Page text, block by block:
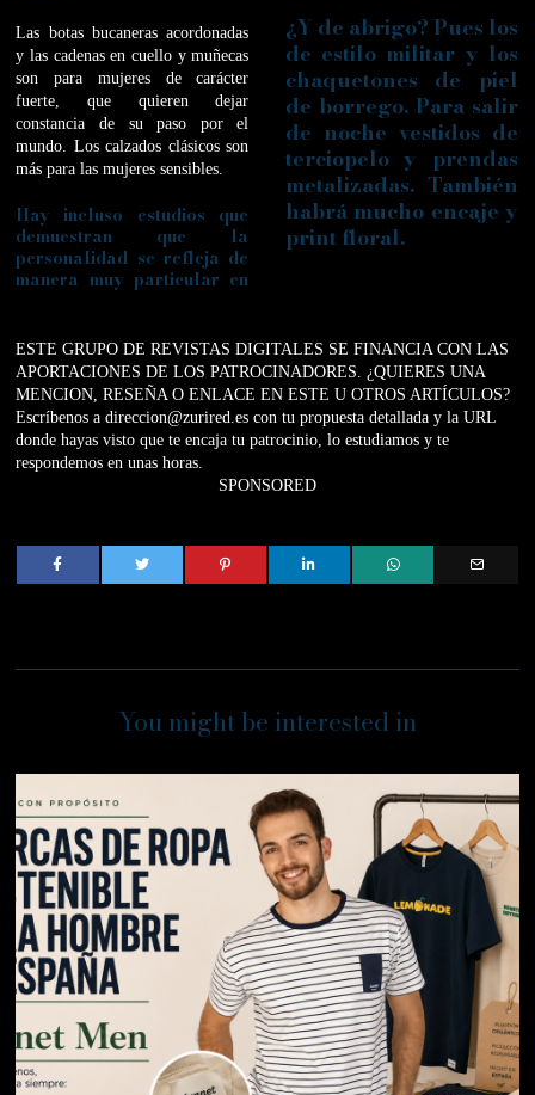
Las botas bucaneras acordonadas
y las cadenas en cuello y muñecas
son para mujeres de carácter
fuerte, que quieren dejar
constancia de su paso por el
mundo. Los calzados clásicos son
más para las mujeres sensibles.
Hay incluso estudios que
demuestran que la
personalidad se refleja de
manera muy particular en
¿Y de abrigo? Pues los
de estilo militar y los
chaquetones de piel
de borrego. Para salir
de noche vestidos de
terciopelo y prendas
metalizadas. También
habrá mucho encaje y
print floral.
ESTE GRUPO DE REVISTAS DIGITALES SE FINANCIA CON LAS
APORTACIONES DE LOS PATROCINADORES. ¿QUIERES UNA
MENCION, RESEÑA O ENLACE EN ESTE U OTROS ARTÍCULOS?
Escríbenos a direccion@zurired.es con tu propuesta detallada y la URL
donde hayas visto que te encaja tu patrocinio, lo estudiamos y te
respondemos en unas horas.
SPONSORED
You might be interested in